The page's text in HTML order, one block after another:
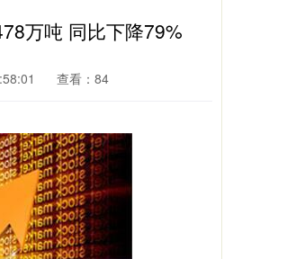
万吨 同比下降79%
查看：84